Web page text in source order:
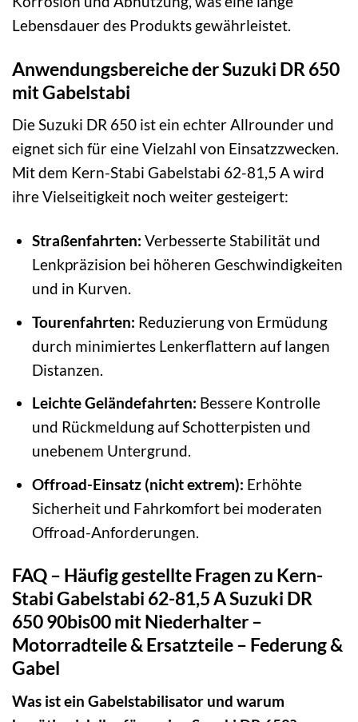
Lebensdauer des Produkts gewährleistet.
Anwendungsbereiche der Suzuki DR 650
mit Gabelstabi
Die Suzuki DR 650 ist ein echter Allrounder und
eignet sich für eine Vielzahl von Einsatzzwecken.
Mit dem Kern-Stabi Gabelstabi 62-81,5 A wird
ihre Vielseitigkeit noch weiter gesteigert:
Straßenfahrten: Verbesserte Stabilität und
Lenkpräzision bei höheren Geschwindigkeiten
und in Kurven.
Tourenfahrten: Reduzierung von Ermüdung
durch minimiertes Lenkerflattern auf langen
Distanzen.
Leichte Geländefahrten: Bessere Kontrolle
und Rückmeldung auf Schotterpisten und
unebenem Untergrund.
Offroad-Einsatz (nicht extrem): Erhöhte
Sicherheit und Fahrkomfort bei moderaten
Offroad-Anforderungen.
FAQ – Häufig gestellte Fragen zu Kern-
Stabi Gabelstabi 62-81,5 A Suzuki DR
650 90bis00 mit Niederhalter –
Motorradteile & Ersatzteile – Federung &
Gabel
Was ist ein Gabelstabilisator und warum